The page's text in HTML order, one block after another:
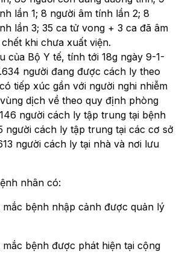
lần 1; 8 người âm tính lần 2; 8
lần 3; 35 ca tử vong + 3 ca đã âm
khi chưa xuất viện.
của Bộ Y tế, tính tới 18g ngày 9-1-
người đang được cách ly theo
tiếp xúc gần với người nghi nhiễm
dịch về theo quy định phòng
người cách ly tập trung tại bệnh
người cách ly tập trung tại các cơ sở
người cách ly tại nhà và nơi lưu
nhân có:
bệnh nhập cảnh được quản lý
bệnh được phát hiện tại cộng